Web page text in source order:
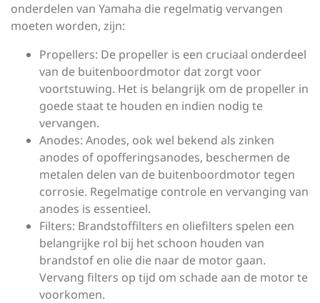
onderdelen van Yamaha die regelmatig vervangen
moeten worden, zijn:
Propellers: De propeller is een cruciaal onderdeel
van de buitenboordmotor dat zorgt voor
voortstuwing. Het is belangrijk om de propeller in
goede staat te houden en indien nodig te
vervangen.
Anodes: Anodes, ook wel bekend als zinken
anodes of opofferingsanodes, beschermen de
metalen delen van de buitenboordmotor tegen
corrosie. Regelmatige controle en vervanging van
anodes is essentieel.
Filters: Brandstoffilters en oliefilters spelen een
belangrijke rol bij het schoon houden van
brandstof en olie die naar de motor gaan.
Vervang filters op tijd om schade aan de motor te
voorkomen.